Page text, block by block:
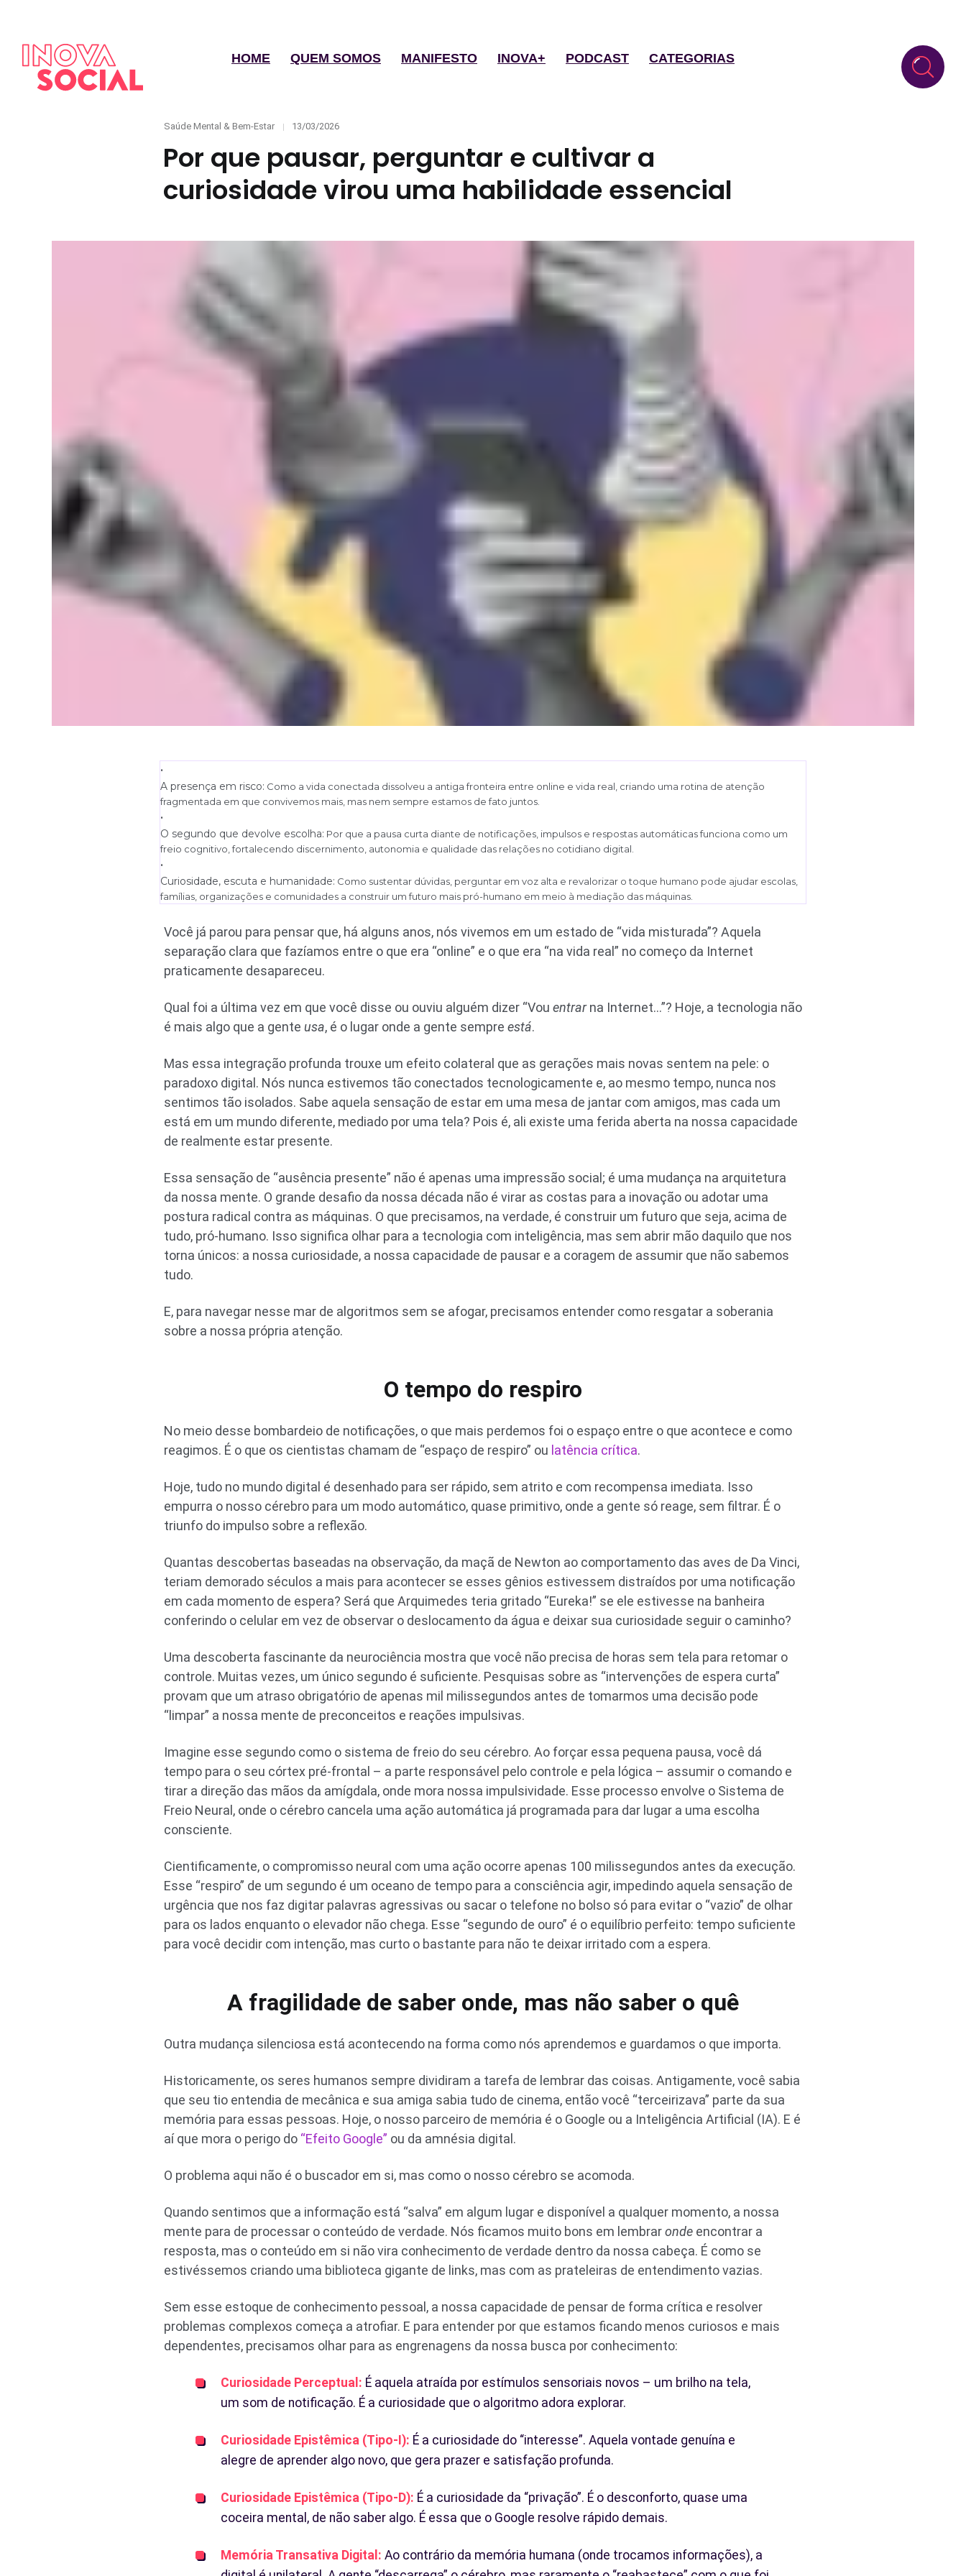
HOME QUEM SOMOS MANIFESTO INOVA+ PODCAST CATEGORIAS
Categories
Saúde Mental & Bem-Estar
Posted
13/03/2026
Por que pausar, perguntar e cultivar a
curiosidade virou uma habilidade essencial
•
A presença em risco: Como a vida conectada dissolveu a antiga fronteira entre online e vida real, criando uma rotina de atenção
fragmentada em que convivemos mais, mas nem sempre estamos de fato juntos.
•
O segundo que devolve escolha: Por que a pausa curta diante de notificações, impulsos e respostas automáticas funciona como um
freio cognitivo, fortalecendo discernimento, autonomia e qualidade das relações no cotidiano digital.
•
Curiosidade, escuta e humanidade: Como sustentar dúvidas, perguntar em voz alta e revalorizar o toque humano pode ajudar escolas,
famílias, organizações e comunidades a construir um futuro mais pró-humano em meio à mediação das máquinas.
Você já parou para pensar que, há alguns anos, nós vivemos em um estado de “vida misturada”? Aquela
separação clara que fazíamos entre o que era “online” e o que era “na vida real” no começo da Internet
praticamente desapareceu.
Qual foi a última vez em que você disse ou ouviu alguém dizer “Vou entrarna Internet…”? Hoje, a tecnologia não
é mais algo que a gente usa, é o lugar onde a gente sempre está.
Mas essa integração profunda trouxe um efeito colateral que as gerações mais novas sentem na pele: o
paradoxo digital. Nós nunca estivemos tão conectados tecnologicamente e, ao mesmo tempo, nunca nos
sentimos tão isolados. Sabe aquela sensação de estar em uma mesa de jantar com amigos, mas cada um
está em um mundo diferente, mediado por uma tela? Pois é, ali existe uma ferida aberta na nossa capacidade
de realmente estar presente.
Essa sensação de “ausência presente” não é apenas uma impressão social; é uma mudança na arquitetura
da nossa mente. O grande desafio da nossa década não é virar as costas para a inovação ou adotar uma
postura radical contra as máquinas. O que precisamos, na verdade, é construir um futuro que seja, acima de
tudo, pró-humano. Isso significa olhar para a tecnologia com inteligência, mas sem abrir mão daquilo que nos
torna únicos: a nossa curiosidade, a nossa capacidade de pausar e a coragem de assumir que não sabemos
tudo.
E, para navegar nesse mar de algoritmos sem se afogar, precisamos entender como resgatar a soberania
sobre a nossa própria atenção.
O tempo do respiro
No meio desse bombardeio de notificações, o que mais perdemos foi o espaço entre o que acontece e como
reagimos. É o que os cientistas chamam de “espaço de respiro” ou latência crítica.
Hoje, tudo no mundo digital é desenhado para ser rápido, sem atrito e com recompensa imediata. Isso
empurra o nosso cérebro para um modo automático, quase primitivo, onde a gente só reage, sem filtrar. É o
triunfo do impulso sobre a reflexão.
Quantas descobertas baseadas na observação, da maçã de Newton ao comportamento das aves de Da Vinci,
teriam demorado séculos a mais para acontecer se esses gênios estivessem distraídos por uma notificação
em cada momento de espera? Será que Arquimedes teria gritado “Eureka!” se ele estivesse na banheira
conferindo o celular em vez de observar o deslocamento da água e deixar sua curiosidade seguir o caminho?
Uma descoberta fascinante da neurociência mostra que você não precisa de horas sem tela para retomar o
controle. Muitas vezes, um único segundo é suficiente. Pesquisas sobre as “intervenções de espera curta”
provam que um atraso obrigatório de apenas mil milissegundos antes de tomarmos uma decisão pode
“limpar” a nossa mente de preconceitos e reações impulsivas.
Imagine esse segundo como o sistema de freio do seu cérebro. Ao forçar essa pequena pausa, você dá
tempo para o seu córtex pré-frontal – a parte responsável pelo controle e pela lógica – assumir o comando e
tirar a direção das mãos da amígdala, onde mora nossa impulsividade. Esse processo envolve o Sistema de
Freio Neural, onde o cérebro cancela uma ação automática já programada para dar lugar a uma escolha
consciente.
Cientificamente, o compromisso neural com uma ação ocorre apenas 100 milissegundos antes da execução.
Esse “respiro” de um segundo é um oceano de tempo para a consciência agir, impedindo aquela sensação de
urgência que nos faz digitar palavras agressivas ou sacar o telefone no bolso só para evitar o “vazio” de olhar
para os lados enquanto o elevador não chega. Esse “segundo de ouro” é o equilíbrio perfeito: tempo suficiente
para você decidir com intenção, mas curto o bastante para não te deixar irritado com a espera.
A fragilidade de saber onde, mas não saber o quê
Outra mudança silenciosa está acontecendo na forma como nós aprendemos e guardamos o que importa.
Historicamente, os seres humanos sempre dividiram a tarefa de lembrar das coisas. Antigamente, você sabia
que seu tio entendia de mecânica e sua amiga sabia tudo de cinema, então você “terceirizava” parte da sua
memória para essas pessoas. Hoje, o nosso parceiro de memória é o Google ou a Inteligência Artificial (IA). E é
aí que mora o perigo do “Efeito Google” ou da amnésia digital.
O problema aqui não é o buscador em si, mas como o nosso cérebro se acomoda.
Quando sentimos que a informação está “salva” em algum lugar e disponível a qualquer momento, a nossa
mente para de processar o conteúdo de verdade. Nós ficamos muito bons em lembraronde encontrar a
resposta, mas o conteúdo em si não vira conhecimento de verdade dentro da nossa cabeça. É como se
estivéssemos criando uma biblioteca gigante de links, mas com as prateleiras de entendimento vazias.
Sem esse estoque de conhecimento pessoal, a nossa capacidade de pensar de forma crítica e resolver
problemas complexos começa a atrofiar. E para entender por que estamos ficando menos curiosos e mais
dependentes, precisamos olhar para as engrenagens da nossa busca por conhecimento:
Curiosidade Perceptual: É aquela atraída por estímulos sensoriais novos – um brilho na tela,
um som de notificação. É a curiosidade que o algoritmo adora explorar.
Curiosidade Epistêmica (Tipo-I): É a curiosidade do “interesse”. Aquela vontade genuína e
alegre de aprender algo novo, que gera prazer e satisfação profunda.
Curiosidade Epistêmica (Tipo-D): É a curiosidade da “privação”. É o desconforto, quase uma
coceira mental, de não saber algo. É essa que o Google resolve rápido demais.
Memória Transativa Digital: Ao contrário da memória humana (onde trocamos informações), a